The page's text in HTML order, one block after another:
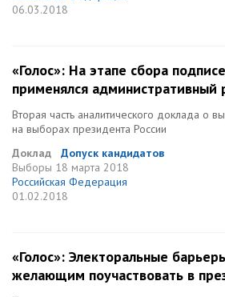
06.03.2018
«Голос»: На этапе сбора
применялся административный
Вторая часть аналитического доклада о
на выборах президента России
Доклад
Допуск кандидатов
Выборы 18 марта 2018
Российская Федерация
01.02.2018
«Голос»: Электоральные
желающим поучаствовать в